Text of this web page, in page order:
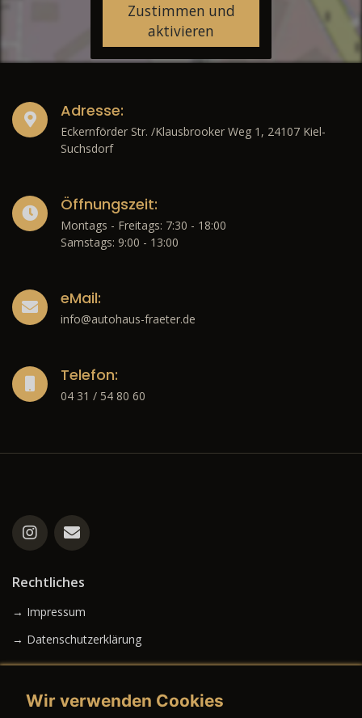
Zustimmen und
aktivieren
Adresse:
Eckernförder Str. /Klausbrooker Weg 1, 24107 Kiel-
Suchsdorf
Öffnungszeit:
Montags - Freitags: 7:30 - 18:00
Samstags: 9:00 - 13:00
eMail:
info@autohaus-fraeter.de
Telefon:
04 31 / 54 80 60
Rechtliches
→ Impressum
→ Datenschutzerklärung
Wir verwenden Cookies